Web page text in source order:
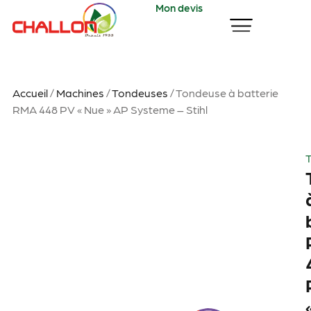
Mon devis
Accueil/ Machines /Tondeuses / Tondeuse à batterie
RMA 448 PV « Nue » AP Systeme – Stihl